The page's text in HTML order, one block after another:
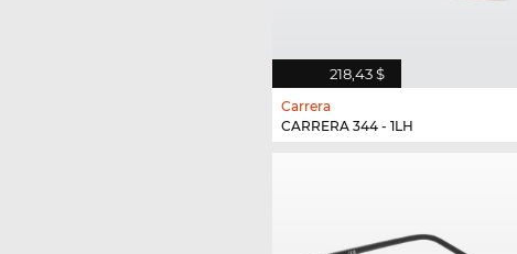
218,43 $
Carrera
CARRERA 344 - 1LH